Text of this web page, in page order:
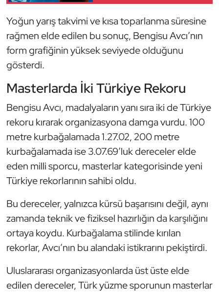
Yoğun yarış takvimi ve kısa toparlanma süresine
rağmen elde edilen bu sonuç, Bengisu Avcı’nın
form grafiğinin yüksek seviyede olduğunu
gösterdi.
Masterlarda İki Türkiye Rekoru
Bengisu Avcı, madalyaların yanı sıra iki de Türkiye
rekoru kırarak organizasyona damga vurdu. 100
metre kurbağalamada 1.27.02, 200 metre
kurbağalamada ise 3.07.69’luk dereceler elde
eden milli sporcu, masterlar kategorisinde yeni
Türkiye rekorlarının sahibi oldu.
Bu dereceler, yalnızca kürsü başarısını değil, aynı
zamanda teknik ve fiziksel hazırlığın da karşılığını
ortaya koydu. Kurbağalama stilinde kırılan
rekorlar, Avcı’nın bu alandaki istikrarını pekiştirdi.
Uluslararası organizasyonlarda üst üste elde
edilen dereceler, Türk yüzme sporunun masterlar
Kempo
Kick Boks
Kürek
Masa Tenisi
Modern Pentatlon
Motor Sporları
Muay Thai
Optimist
Oryantiring
Özel Sporcular